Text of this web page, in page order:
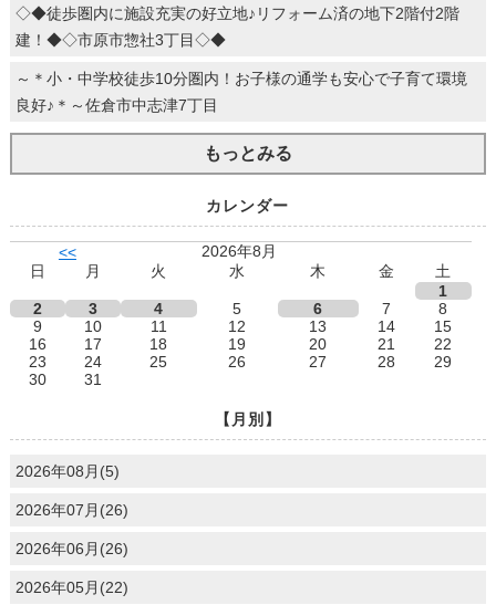
◇◆徒歩圏内に施設充実の好立地♪リフォーム済の地下2階付2階
建！◆◇市原市惣社3丁目◇◆
～＊小・中学校徒歩10分圏内！お子様の通学も安心で子育て環境
良好♪＊～佐倉市中志津7丁目
もっとみる
カレンダー
<<
2026年8月
日
月 火 水 木 金
土
1
2
3 4 5 6 7
8
9
10 11 12 13 14
15
16
17 18 19 20 21
22
23
24 25 26 27 28
29
30
31
【月別】
2026年08月(5)
2026年07月(26)
2026年06月(26)
2026年05月(22)